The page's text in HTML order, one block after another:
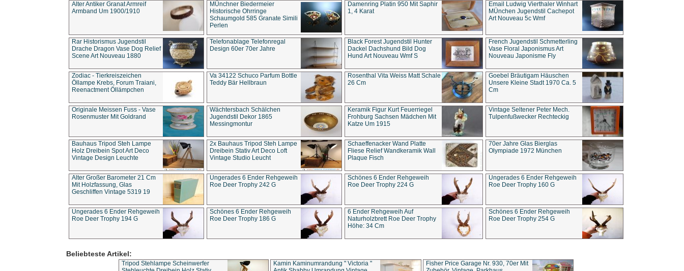
Alter Antiker Granat Armreif
Armband Um 1900/1910
MÜnchner Biedermeier
Historische Ohrringe
Schaumgold 585 Granate Simili
Perlen
Damenring Platin 950 Mit Saphir
1, 4 Karat
Email Ludwig Vierthaler Winhart
MÜnchen Jugendstil Cachepot
Art Nouveau 5c Wmf
Rar Historismus Jugendstil
Drache Dragon Vase Dog Relief
Scene Art Nouveau 1880
Telefonablage Telefonregal
Design 60er 70er Jahre
Black Forest Jugendstil Hunter
Dackel Dachshund Bild Dog
Hund Art Nouveau Wmf S
French Jugendstil Schmetterling
Vase Floral Japonismus Art
Nouveau Japonisme Fly
Zodiac - Tierkreiszeichen
Öllampe Krebs, Forum Traiani,
Reenactment Öllämpchen
Va 34122 Schuco Parfum Bottle
Teddy Bär Hellbraun
Rosenthal Vita Weiss Matt Schale
26 Cm
Goebel Bräutigam Häuschen
Unsere Kleine Stadt 1970 Ca. 5
Cm
Originale Meissen Fuss - Vase
Rosenmuster Mit Goldrand
Wächtersbach Schälchen
Jugendstil Dekor 1865
Messingmontur
Keramik Figur Kurt Feuerriegel
Frohburg Sachsen Mädchen Mit
Katze Um 1915
Vintage Seltener Peter Mech.
Tulpenfußwecker Rechteckig
Bauhaus Tripod Steh Lampe
Holz Dreibein Spot Art Deco
Vintage Design Leuchte
2x Bauhaus Tripod Steh Lampe
Dreibein Stativ Art Deco Loft
Vintage Studio Leucht
Schaeffenacker Wand Platte
Fliese Relief Wandkeramik Wall
Plaque Fisch
70er Jahre Glas Bierglas
Olympiade 1972 München
Alter Großer Barometer 21 Cm
Mit Holzfassung, Glas
Geschliffen Vintage 5319 19
Ungerades 6 Ender Rehgeweih
Roe Deer Trophy 242 G
Schönes 6 Ender Rehgeweih
Roe Deer Trophy 224 G
Ungerades 6 Ender Rehgeweih
Roe Deer Trophy 160 G
Ungerades 6 Ender Rehgeweih
Roe Deer Trophy 194 G
Schönes 6 Ender Rehgeweih
Roe Deer Trophy 186 G
6 Ender Rehgeweih Auf
Naturholzbrett Roe Deer Trophy
Höhe: 34 Cm
Schönes 6 Ender Rehgeweih
Roe Deer Trophy 254 G
Beliebteste Artikel:
Tripod Stehlampe Scheinwerfer
Kamin Kaminumrandung " Victoria "
Fisher Price Garage Nr. 930, 70er Mit